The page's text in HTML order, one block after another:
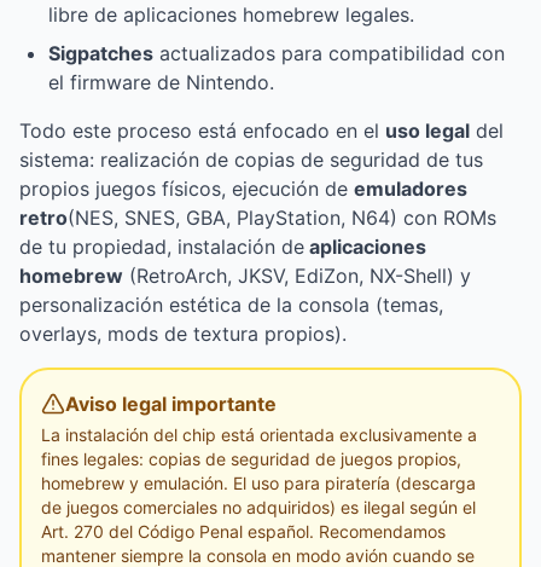
libre de aplicaciones homebrew legales.
Sigpatches actualizados para compatibilidad con
el firmware de Nintendo.
Todo este proceso está enfocado en el uso legal del
sistema: realización de copias de seguridad de tus
propios juegos físicos, ejecución de emuladores
retro(NES, SNES, GBA, PlayStation, N64) con ROMs
de tu propiedad, instalación de aplicaciones
homebrew (RetroArch, JKSV, EdiZon, NX-Shell) y
personalización estética de la consola (temas,
overlays, mods de textura propios).
Aviso legal importante
La instalación del chip está orientada exclusivamente a
fines legales: copias de seguridad de juegos propios,
homebrew y emulación. El uso para piratería (descarga
de juegos comerciales no adquiridos) es ilegal según el
Art. 270 del Código Penal español. Recomendamos
mantener siempre la consola en modo avión cuando se